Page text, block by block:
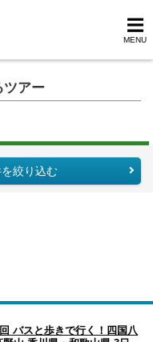
MENU
ツアー
絞り込む
バスと歩きで行く！四国八